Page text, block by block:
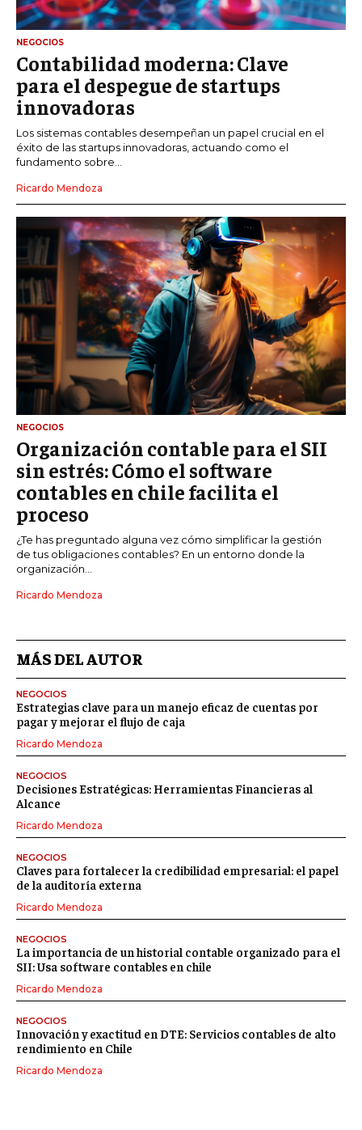
NEGOCIOS
Contabilidad moderna: Clave
para el despegue de startups
innovadoras
Los sistemas contables desempeñan un papel crucial en el
éxito de las startups innovadoras, actuando como el
fundamento sobre...
Ricardo Mendoza
NEGOCIOS
Organización contable para el SII
sin estrés: Cómo el software
contables en chile facilita el
proceso
¿Te has preguntado alguna vez cómo simplificar la gestión
de tus obligaciones contables? En un entorno donde la
organización...
Ricardo Mendoza
MÁS DEL AUTOR
NEGOCIOS
Estrategias clave para un manejo eficaz de cuentas por
pagar y mejorar el flujo de caja
Ricardo Mendoza
NEGOCIOS
Decisiones Estratégicas: Herramientas Financieras al
Alcance
Ricardo Mendoza
NEGOCIOS
Claves para fortalecer la credibilidad empresarial: el papel
de la auditoría externa
Ricardo Mendoza
NEGOCIOS
La importancia de un historial contable organizado para el
SII: Usa software contables en chile
Ricardo Mendoza
NEGOCIOS
Innovación y exactitud en DTE: Servicios contables de alto
rendimiento en Chile
Ricardo Mendoza